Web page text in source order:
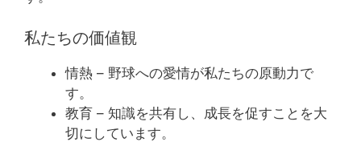
私たちの価値観
情熱 – 野球への愛情が私たちの原動力で
す。
教育 – 知識を共有し、成長を促すことを大
切にしています。